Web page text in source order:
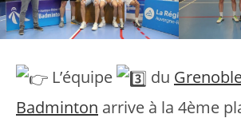
L’équipe du
Badminton arrive à la 4ème